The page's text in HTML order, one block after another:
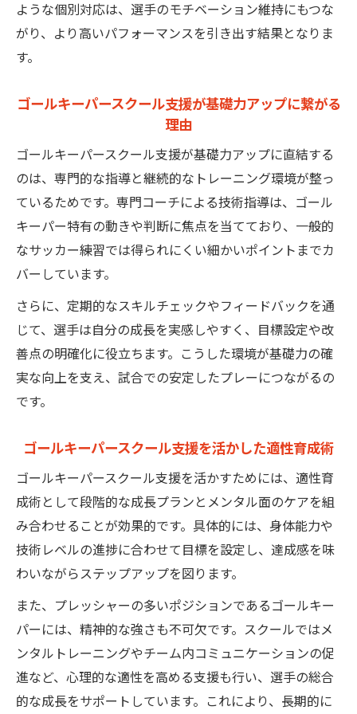
ような個別対応は、選手のモチベーション維持にもつな
がり、より高いパフォーマンスを引き出す結果となりま
す。
ゴールキーパースクール支援が基礎力アップに繋がる
理由
ゴールキーパースクール支援が基礎力アップに直結する
のは、専門的な指導と継続的なトレーニング環境が整っ
ているためです。専門コーチによる技術指導は、ゴール
キーパー特有の動きや判断に焦点を当てており、一般的
なサッカー練習では得られにくい細かいポイントまでカ
バーしています。
さらに、定期的なスキルチェックやフィードバックを通
じて、選手は自分の成長を実感しやすく、目標設定や改
善点の明確化に役立ちます。こうした環境が基礎力の確
実な向上を支え、試合での安定したプレーにつながるの
です。
ゴールキーパースクール支援を活かした適性育成術
ゴールキーパースクール支援を活かすためには、適性育
成術として段階的な成長プランとメンタル面のケアを組
み合わせることが効果的です。具体的には、身体能力や
技術レベルの進捗に合わせて目標を設定し、達成感を味
わいながらステップアップを図ります。
また、プレッシャーの多いポジションであるゴールキー
パーには、精神的な強さも不可欠です。スクールではメ
ンタルトレーニングやチーム内コミュニケーションの促
進など、心理的な適性を高める支援も行い、選手の総合
的な成長をサポートしています。これにより、長期的に